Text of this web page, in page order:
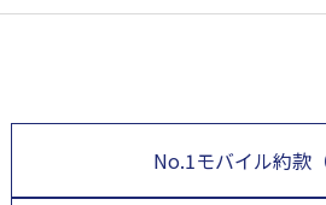
No.1モバイル約款